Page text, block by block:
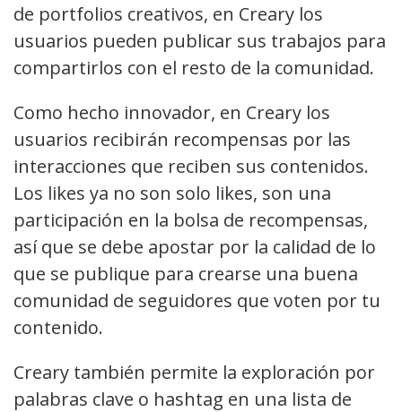
de portfolios creativos, en Creary los
usuarios pueden publicar sus trabajos para
compartirlos con el resto de la comunidad.
Como hecho innovador, en Creary los
usuarios recibirán recompensas por las
interacciones que reciben sus contenidos.
Los likes ya no son solo likes, son una
participación en la bolsa de recompensas,
así que se debe apostar por la calidad de lo
que se publique para crearse una buena
comunidad de seguidores que voten por tu
contenido.
Creary también permite la exploración por
palabras clave o hashtag en una lista de